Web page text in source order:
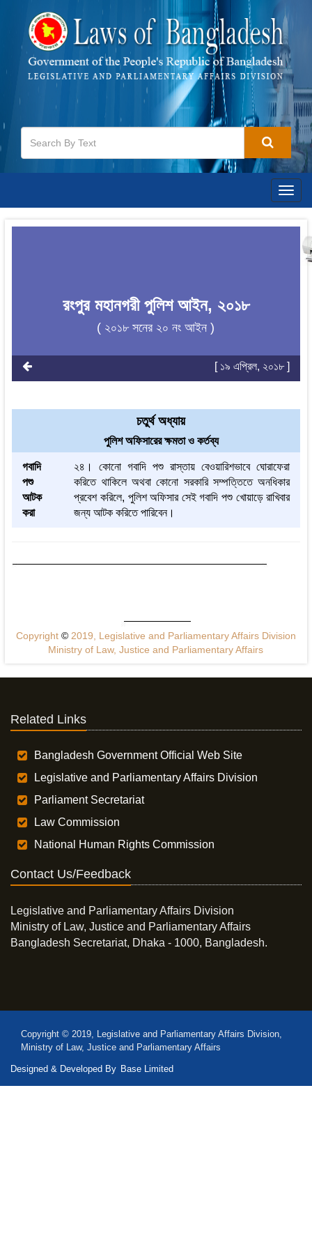
রংপুর মহানগরী পুলিশ আইন, ২০১৮
( ২০১৮ সনের ২০ নং আইন )
[ ১৯ এপ্রিল, ২০১৮ ]
চতুর্থ অধ্যায়
পুলিশ অফিসারের ক্ষমতা ও কর্তব্য
গবাদি
পশু
আটক
করা
২৪। কোনো গবাদি পশু রাস্তায় বেওয়ারিশভাবে ঘোরাফেরা
করিতে থাকিলে অথবা কোনো সরকারি সম্পত্তিতে অনধিকার
প্রবেশ করিলে, পুলিশ অফিসার সেই গবাদি পশু খোয়াড়ে রাখিবার
জন্য আটক করিতে পারিবেন।
Copyright ©2019, Legislative and Parliamentary Affairs Division
Ministry of Law, Justice and Parliamentary Affairs
Related Links
Bangladesh Government Official Web Site
Legislative and Parliamentary Affairs Division
Parliament Secretariat
Law Commission
National Human Rights Commission
Contact Us/Feedback
Legislative and Parliamentary Affairs Division
Ministry of Law, Justice and Parliamentary Affairs
Bangladesh Secretariat, Dhaka - 1000, Bangladesh.
Copyright © 2019, Legislative and Parliamentary Affairs Division,
Ministry of Law, Justice and Parliamentary Affairs
Designed & Developed By Base Limited